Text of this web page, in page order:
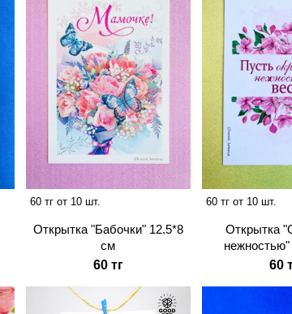
60 тг от 10 шт.
Открытка "Бабочки" 12.5*8
см
60 тг
60 тг от 10 шт.
Открытка
60